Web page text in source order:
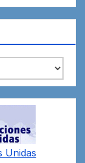
Unidas